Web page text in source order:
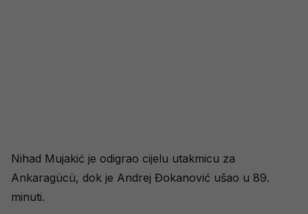
Nihad Mujakić je odigrao cijelu utakmicu za
Ankaragücü, dok je Andrej Đokanović ušao u 89.
minuti.